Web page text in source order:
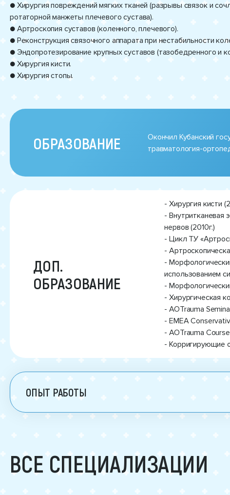
● Хирургия повреждений мягких тканей (разрывы связок и
ротаторной манжеты плечевого сустава).
● Артроскопия суставов (коленного, плечевого).
● Реконструкция связочного аппарата при нестабильности
● Эндопротезирование крупных суставов (тазобедренного и
● Хирургия кисти.
● Хирургия стопы.
ОБРАЗОВАНИЕ
Окончил Кубанский
травматология-
ДОП.
ОБРАЗОВАНИЕ
- Хирургия кисти
- Внутритканевая
нервов (2010г.)
- Цикл ТУ
-
-
использованием
-
- Хирургическая
- AOTrauma
- EMEA
- AOTrauma
- Корригирующие
ОПЫТ РАБОТЫ
ВСЕ СПЕЦИАЛИЗАЦИИ